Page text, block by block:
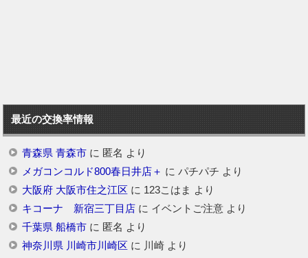
最近の交換率情報
青森県 青森市に 匿名 より
メガコンコルド800春日井店＋ に パチパチ より
大阪府 大阪市住之江区 に 123こはま より
キコーナ 新宿三丁目店に イベントご注意より
千葉県 船橋市に 匿名 より
神奈川県 川崎市川崎区 に 川崎より